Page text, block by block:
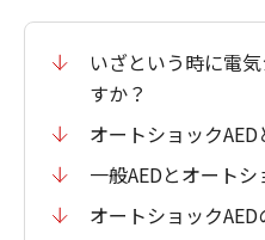
いざという時に電
すか？
オートショックAED
一般AEDとオート
オートショック